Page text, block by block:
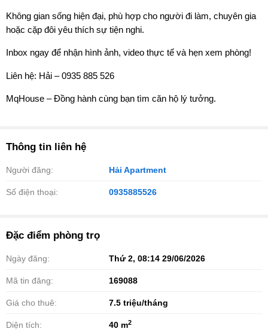
Không gian sống hiện đại, phù hợp cho người đi làm, chuyên gia
hoặc cặp đôi yêu thích sự tiện nghi.
Inbox ngay để nhận hình ảnh, video thực tế và hẹn xem phòng!
Liên hệ: Hải – 0935 885 526
MqHouse – Đồng hành cùng bạn tìm căn hộ lý tưởng.
Thông tin liên hệ
Người đăng: Hải Apartment
Số điện thoại: 0935885526
Đặc điểm phòng trọ
Ngày đăng: Thứ 2, 08:14 29/06/2026
Mã tin đăng: 169088
Giá cho thuê: 7.5 triệu/tháng
Diện tích: 40 m2